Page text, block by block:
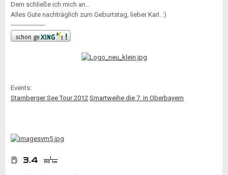
Dem schließe ich mich an…
Alles Gute nachträglich zum Geburtstag, lieber Karl. :)
-----------------
Events:
Starnberger See Tour 2012 Smartweihe die 7. in Oberbayern